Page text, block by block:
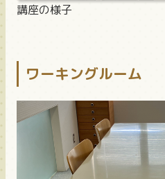
講座の様子
ワーキングルーム